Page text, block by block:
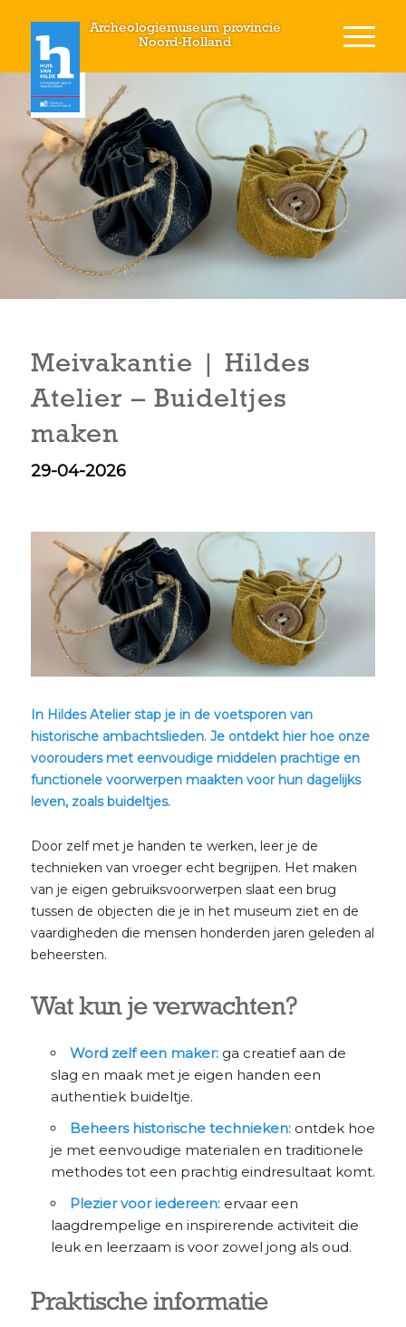
Archeologiemuseum provincie
Noord-Holland
Meivakantie | Hildes
Atelier – Buideltjes
maken
29-04-2026
In Hildes Atelier stap je in de voetsporen van
historische ambachtslieden. Je ontdekt hier hoe onze
voorouders met eenvoudige middelen prachtige en
functionele voorwerpen maakten voor hun dagelijks
leven, zoals buideltjes.
Door zelf met je handen te werken, leer je de
technieken van vroeger echt begrijpen. Het maken
van je eigen gebruiksvoorwerpen slaat een brug
tussen de objecten die je in het museum ziet en de
vaardigheden die mensen honderden jaren geleden al
beheersten.
Wat kun je verwachten?
Word zelf een maker:ga creatief aan de
slag en maak met je eigen handen een
authentiek buideltje.
Beheers historische technieken:ontdek hoe
je met eenvoudige materialen en traditionele
methodes tot een prachtig eindresultaat komt.
Plezier voor iedereen:ervaar een
laagdrempelige en inspirerende activiteit die
leuk en leerzaam is voor zowel jong als oud.
Praktische informatie